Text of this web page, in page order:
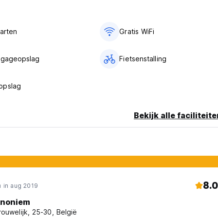
is geen transfer beschikbaar.
Gratis WiFi
Fietsenstalling
Bekijk alle
in aug 2019 8.0
25-30, België